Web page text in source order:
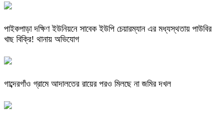
পাইকপাড়া দক্ষিণ ইউনিয়নে সাবেক ইউপি চেয়ারম্যান এর মধ্যস্থতায় পাউবির
খাছ বিক্রি! থানায় অভিযোগ
গাব্দেরগাঁও গ্রামে আদালতের রায়ের পরও মিলছে না জমির দখল